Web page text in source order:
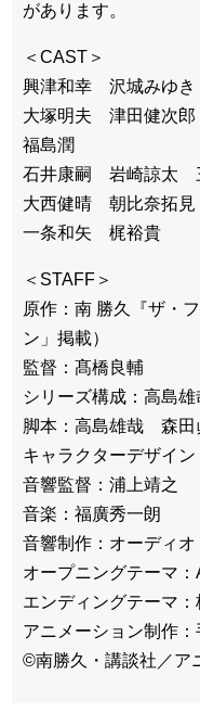
があります。
＜CAST＞
興津和幸 沢城みゆ
大塚明夫 津田健次
福島潤
石井康嗣 岩崎諒太
大西健晴 朝比奈拓見
一条和矢 梶裕貴
＜STAFF＞
原作：南 勝久『ザ・
ン」掲載）
監督：髙橋良輔
シリーズ構成：高島雄
脚本：高島雄哉 森田
キャラクターデザイ
音響監督：浦上靖之
音楽：福廣秀一朗
音響制作：オーディ
オープニングテーマ：
エンディングテーマ：
アニメーション制作
©︎南勝久・講談社／ア